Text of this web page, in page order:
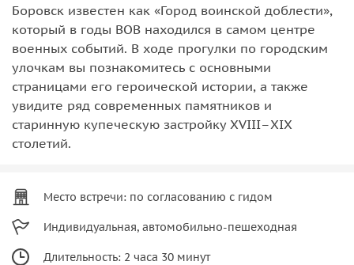
Боровск известен как «Город воинской доблести»,
который в годы ВОВ находился в самом центре
военных событий. В ходе прогулки по городским
улочкам вы познакомитесь с основными
страницами его героической истории, а также
увидите ряд современных памятников и
старинную купеческую застройку XVIII–XIX
столетий.
Место встречи: по согласованию с гидом
Индивидуальная, автомобильно-пешеходная
Длительность: 2 часа 30 минут